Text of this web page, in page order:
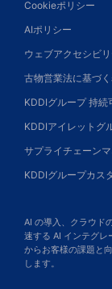
Cookieポリシー
AIポリシー
ウェブアクセシビ
古物営業法に基づ
KDDIグループ 持
KDDIアイレットグ
サプライチェーン
KDDIグループカス
AI の導入、クラウド
速する AI インテグレ
からお客様の課題と
します。